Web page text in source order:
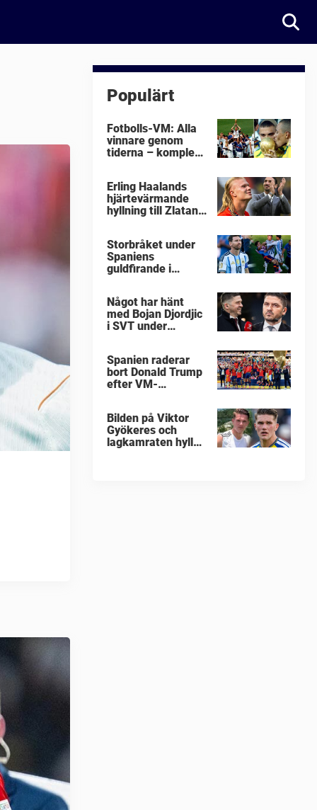
Populärt
Fotbolls-VM: Alla
vinnare genom
tiderna – komplett
Erling Haalands
hjärtevärmande
hyllning till Zlatan
Storbråket under
Spaniens
guldfirande i
Något har hänt
med Bojan Djordjic
i SVT under
Spanien raderar
bort Donald Trump
efter VM-
Bilden på Viktor
Gyökeres och
lagkamraten hyllas